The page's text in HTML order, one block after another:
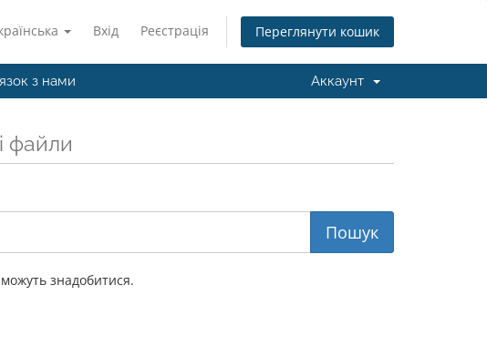
Вхід Реєстрація Переглянути кошик
з нами Аккаунт
файли
знадобитися.